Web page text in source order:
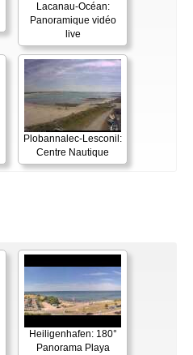
Lacanau-Océan:
Panoramique vidéo
live
Plobannalec-Lesconil:
Centre Nautique
Heiligenhafen: 180°
Panorama Playa